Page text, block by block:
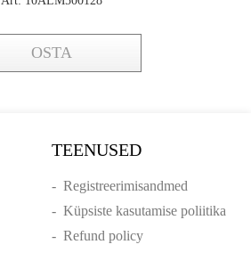
OSTA
TEENUSED
- Registreerimisandmed
- Küpsiste kasutamise poliitika
- Refund policy